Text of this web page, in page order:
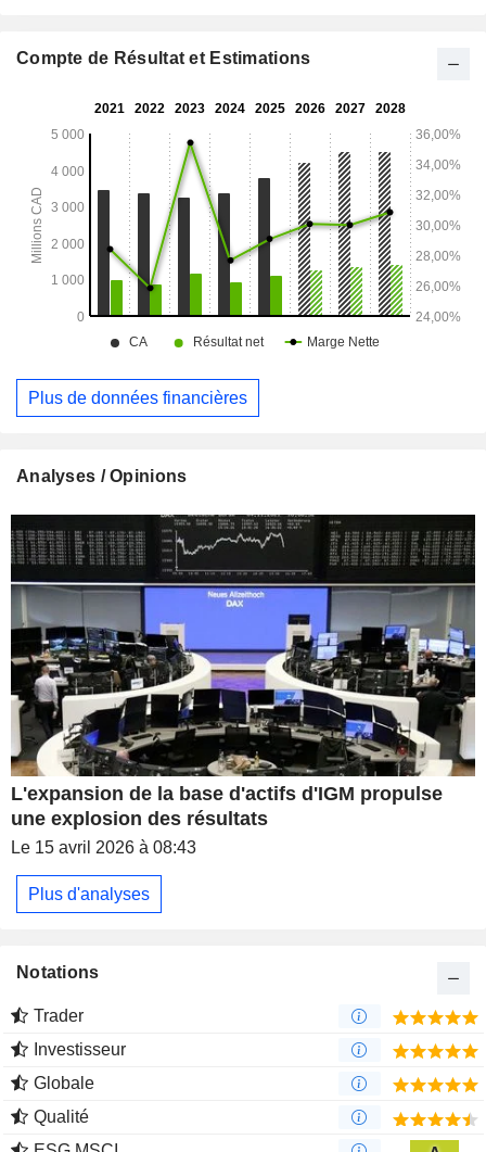
prestation de services de gestion de placements. Les
Compte de Résultat et Estimations
Plus de données financières
Analyses / Opinions
L'expansion de la base d'actifs d'IGM propulse
une explosion des résultats
Le 15 avril 2026 à 08:43
Plus d'analyses
Notations
Trader
Investisseur
Globale
Qualité